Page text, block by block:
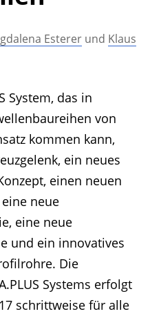
Marke
Esterer und Klaus
System, das in
von
kommen kann,
ein neues
einen neuen
neue
eine neue
und ein innovatives
Die
Systems erfolgt
schrittweise für alle